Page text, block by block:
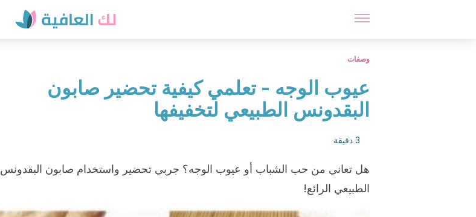
وصفات
عيوب الوجه - تعلمي كيفية تحضير صابون
البقدونس الطبيعي لتخفيفها
3 دقيقة
هل تعاني من حب الشباب أو عيوب الوجه؟ جربي تحضير واستخدام صابون البقدونس
الطبيعي الرائع!